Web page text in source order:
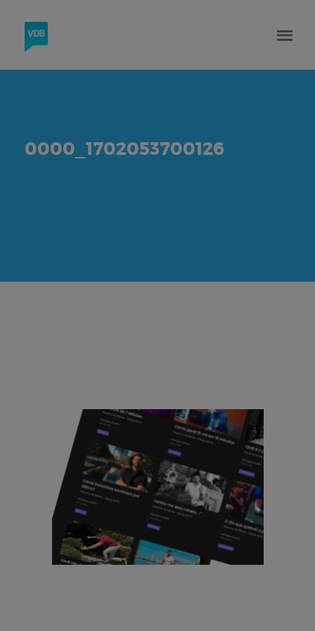
0000_1702053700126